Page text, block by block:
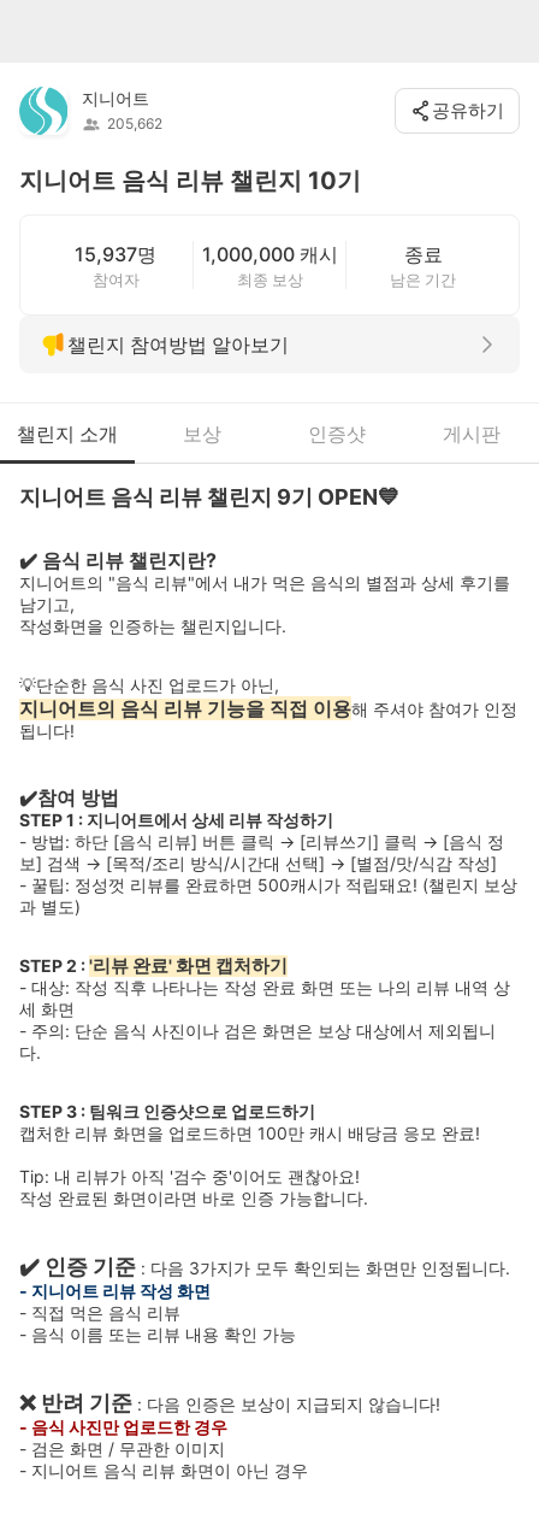
지니어트
205,662
공유하기
지니어트 음식 리뷰 챌린지 10기
15,937명
참여자
1,000,000 캐시
최종 보상
종료
남은 기간
챌린지 참여방법 알아보기
챌린지 소개 보상 인증샷 게시판
지니어트 음식 리뷰 챌린지 9기 OPEN💙
✔️ 음식 리뷰 챌린지란?
지니어트의 "음식 리뷰"에서 내가 먹은 음식의 별점과 상세 후기를
남기고,
작성화면을 인증하는 챌린지입니다.
💡단순한 음식 사진 업로드가 아닌,
지니어트의 음식 리뷰 기능을 직접 이용해 주셔야 참여가 인정
됩니다!
✔️참여 방법
STEP 1 : 지니어트에서 상세 리뷰 작성하기
- 방법: 하단 [음식 리뷰] 버튼 클릭 → [리뷰쓰기] 클릭 → [음식 정
보] 검색 → [목적/조리 방식/시간대 선택] → [별점/맛/식감 작성]
- 꿀팁: 정성껏 리뷰를 완료하면 500캐시가 적립돼요! (챌린지 보상
과 별도)
STEP 2 :'리뷰 완료' 화면 캡처하기
- 대상: 작성 직후 나타나는 작성 완료 화면 또는 나의 리뷰 내역 상
세 화면
- 주의: 단순 음식 사진이나 검은 화면은 보상 대상에서 제외됩니
다.
STEP 3 : 팀워크 인증샷으로 업로드하기
캡처한 리뷰 화면을 업로드하면 100만 캐시 배당금 응모 완료!
Tip: 내 리뷰가 아직 '검수 중'이어도 괜찮아요!
작성 완료된 화면이라면 바로 인증 가능합니다.
✔️ 인증 기준 : 다음 3가지가 모두 확인되는 화면만 인정됩니다.
- 지니어트 리뷰 작성 화면
- 직접 먹은 음식 리뷰
- 음식 이름 또는 리뷰 내용 확인 가능
❌ 반려 기준 : 다음 인증은 보상이 지급되지 않습니다!
- 음식 사진만 업로드한 경우
- 검은 화면 / 무관한 이미지
- 지니어트 음식 리뷰 화면이 아닌 경우